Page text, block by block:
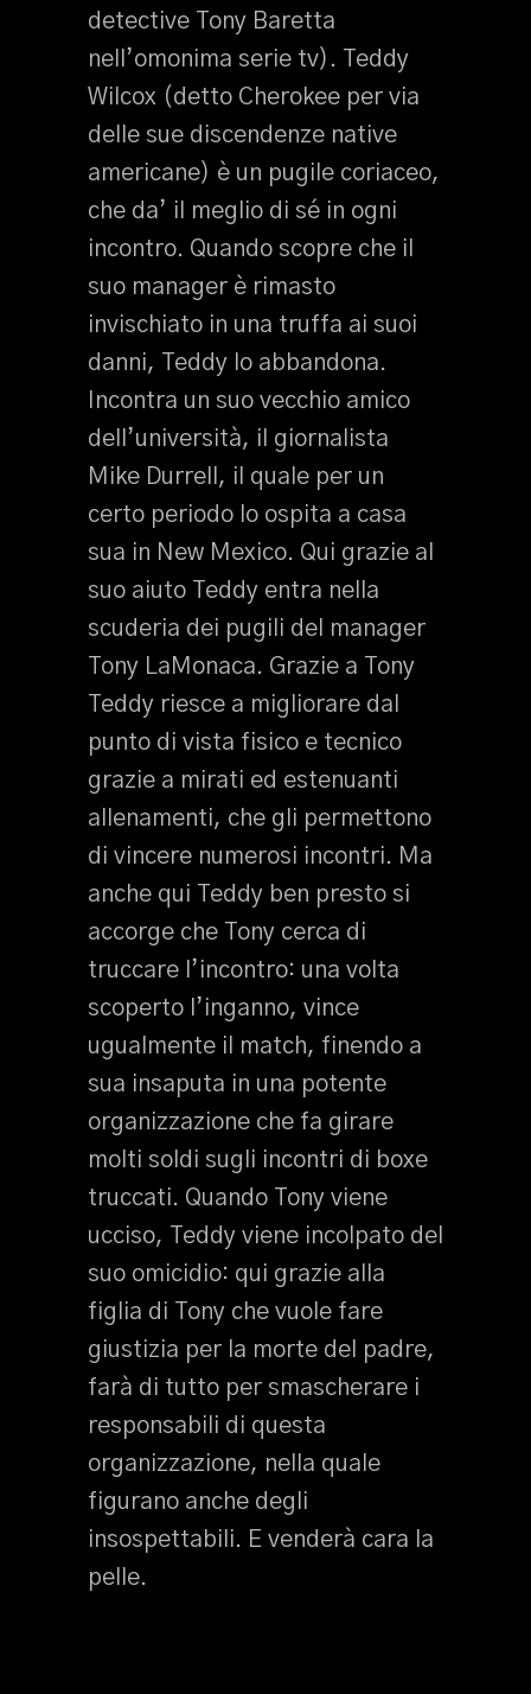
detective Tony Baretta
nell’omonima serie tv). Teddy
Wilcox (detto Cherokee per via
delle sue discendenze native
americane) è un pugile coriaceo,
che da’ il meglio di sé in ogni
incontro. Quando scopre che il
suo manager è rimasto
invischiato in una truffa ai suoi
danni, Teddy lo abbandona.
Incontra un suo vecchio amico
dell’università, il giornalista
Mike Durrell, il quale per un
certo periodo lo ospita a casa
sua in New Mexico. Qui grazie al
suo aiuto Teddy entra nella
scuderia dei pugili del manager
Tony LaMonaca. Grazie a Tony
Teddy riesce a migliorare dal
punto di vista fisico e tecnico
grazie a mirati ed estenuanti
allenamenti, che gli permettono
di vincere numerosi incontri. Ma
anche qui Teddy ben presto si
accorge che Tony cerca di
truccare l’incontro: una volta
scoperto l’inganno, vince
ugualmente il match, finendo a
sua insaputa in una potente
organizzazione che fa girare
molti soldi sugli incontri di boxe
truccati. Quando Tony viene
ucciso, Teddy viene incolpato del
suo omicidio: qui grazie alla
figlia di Tony che vuole fare
giustizia per la morte del padre,
farà di tutto per smascherare i
responsabili di questa
organizzazione, nella quale
figurano anche degli
insospettabili. E venderà cara la
pelle.